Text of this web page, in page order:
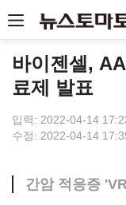
바이젠셀,
료제 발표
입력: 2022-04-14
수정: 2022-04-14
간암 적응증